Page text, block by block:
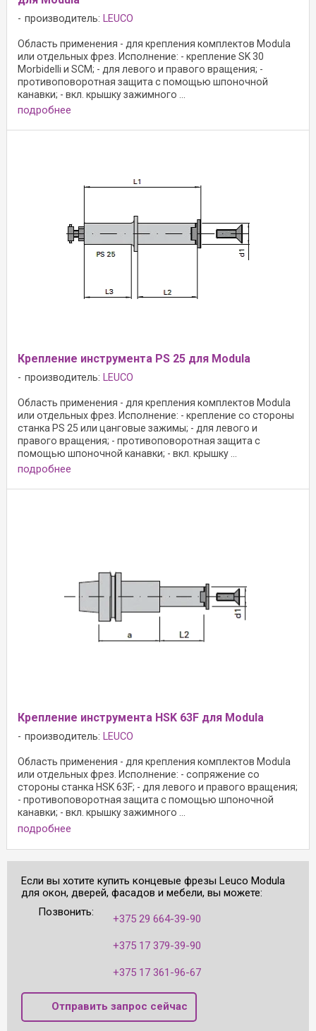
производитель: LEUCO
Область применения - для крепления комплектов Modula
или отдельных фрез. Исполнение: - крепление SK 30
Morbidelli и SCM; - для левого и правого вращения; -
противоповоротная защита с помощью шпоночной
канавки; - вкл. крышку зажимного ...
подробнее
Крепление инструмента PS 25 для Modula
производитель: LEUCO
Область применения - для крепления комплектов Modula
или отдельных фрез. Исполнение: - крепление со стороны
станка PS 25 или цанговые зажимы; - для левого и
правого вращения; - противоповоротная защита с
помощью шпоночной канавки; - вкл. крышку ...
подробнее
Крепление инструмента HSK 63F для Modula
производитель: LEUCO
Область применения - для крепления комплектов Modula
или отдельных фрез. Исполнение: - сопряжение со
стороны станка HSK 63F; - для левого и правого вращения;
- противоповоротная защита с помощью шпоночной
канавки; - вкл. крышку зажимного ...
подробнее
Если вы хотите купить концевые фрезы Leuco Modula
для окон, дверей, фасадов и мебели, вы можете:
Позвонить:
+375 29 664-39-90
+375 17 379-39-90
+375 17 361-96-67
Отправить запрос сейчас